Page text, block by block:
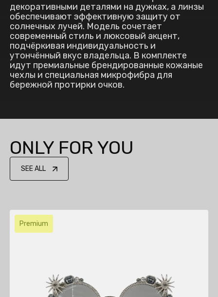
декоративными деталями на дужках, а линзы
обеспечивают эффективную защиту от
солнечных лучей. Модель сочетает
современный стиль и люксовый акцент,
подчёркивая индивидуальность и
утончённый вкус владельца. В комплекте
идут премиальные брендированные кожаные
чехлы и специальная микрофибра для
бережной протирки очков.
ONLY FOR YOU
SEE ALL
Premium